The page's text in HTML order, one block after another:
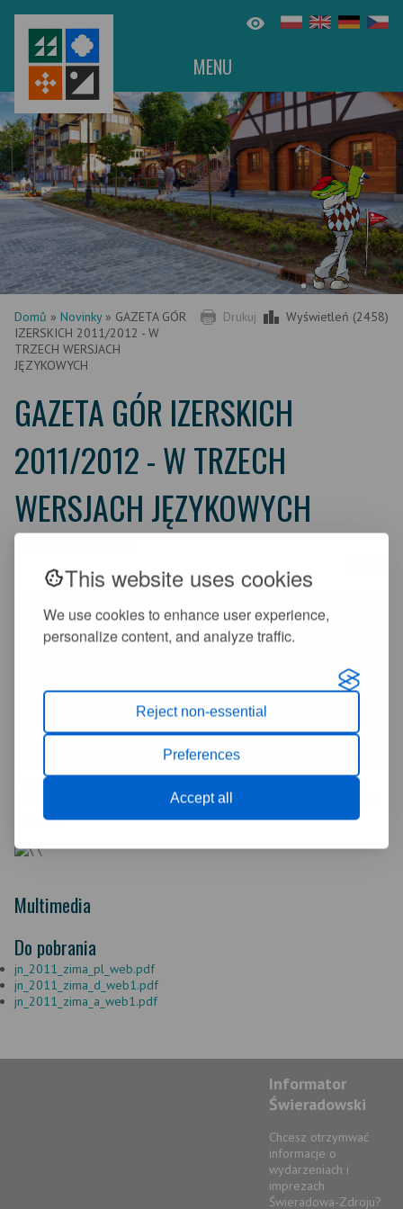
This website uses cookies
We use cookies to enhance user experience,
personalize content, and analyze traffic.
Reject non-essential
Preferences
Accept all
MENU
Drukuj Wyświetleń (2458)
Domů » Novinky» GAZETA GÓR
IZERSKICH 2011/2012 - W
TRZECH WERSJACH
JĘZYKOWYCH
GAZETA GÓR IZERSKICH
2011/2012 - W TRZECH
WERSJACH JĘZYKOWYCH
ZAPRASZAMY DO OGLĄDANIA GAZETY GÓR IZERSKICH NA ZIMĘ
2011/2012, ZREALIZOWANEJ WE WSPÓŁPRACY Z CZECHAMI. MIŁEJ
LEKTURY.
Multimedia
Do pobrania
jn_2011_zima_pl_web.pdf
jn_2011_zima_d_web1.pdf
jn_2011_zima_a_web1.pdf
Informator
Świeradowski
Chcesz otrzymwać
informacje o
wydarzeniach i
imprezach
Świeradowa-Zdroju?